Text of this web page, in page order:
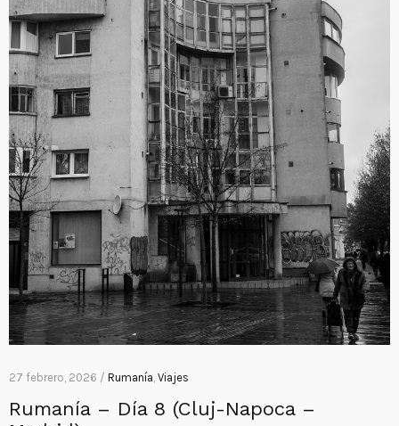
27 febrero, 2026 / Rumanía Viajes
Rumanía – Día 8 (Cluj-Napoca –